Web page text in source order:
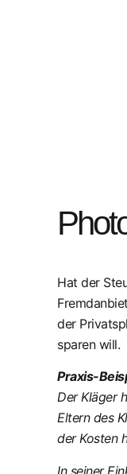
Hat der
der
sparen will.
Praxis-
Der Kläger
Eltern des
der Kosten
In seiner